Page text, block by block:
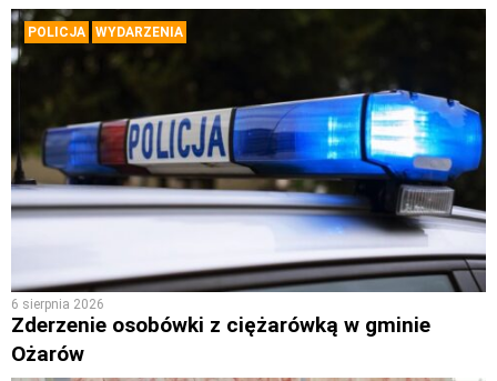
POLICJA WYDARZENIA
6 sierpnia 2026
Zderzenie osobówki z ciężarówką w gminie
Ożarów